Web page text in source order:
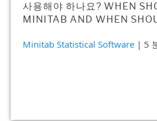
사용해야 하나요? WHEN
MINITAB AND WHEN
Minitab Statistical Software | 5